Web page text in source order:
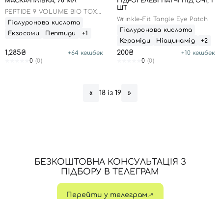
PEPTIDE 9 VOLUME BIO TOX
GLOW WRAPPING MASK
Гіалуронова кислота
Екзосоми
Пептиди +1
1,285₴ +64 кешбек
0 (0)
ШТ
Wrinkle-Fit Tangle Eye Patch
Гіалуронова кислота
Кераміди
Ніацинамід +2
200₴ +10 кешбек
0 (0)
« 18 із 19 »
БЕЗКОШТОВНА КОНСУЛЬТАЦІЯ З
ПІДБОРУ В ТЕЛЕГРАМ
Перейти у телеграм